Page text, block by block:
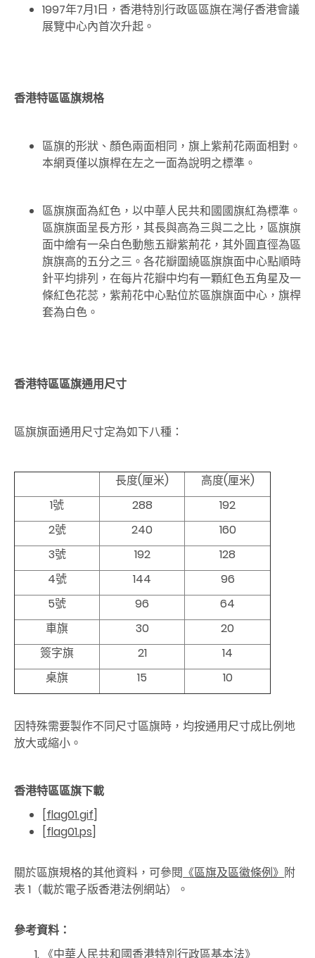
1997年7月1日，香港特別行政區區旗在灣仔香港會議
展覽中心內首次升起。
香港特區區旗規格
區旗的形狀、顏色兩面相同，旗上紫荊花兩面相對。
本網頁僅以旗桿在左之一面為說明之標準。
區旗旗面為紅色，以中華人民共和國國旗紅為標準。
區旗旗面呈長方形，其長與高為三與二之比，區旗旗
面中繪有一朵白色動態五瓣紫荊花，其外圓直徑為區
旗旗高的五分之三。各花瓣圍繞區旗旗面中心點順時
針平均排列，在每片花瓣中均有一顆紅色五角星及一
條紅色花蕊，紫荊花中心點位於區旗旗面中心，旗桿
套為白色。
香港特區區旗通用尺寸
區旗旗面通用尺寸定為如下八種：
長度(厘米)
高度(厘米)
1號
288
192
2號
240
160
3號
192
128
4號
144
96
5號
96
64
車旗
30
20
簽字旗
21
14
桌旗
15 10
因特殊需要製作不同尺寸區旗時，均按通用尺寸成比例地
放大或縮小。
香港特區區旗下載
[flag01.gif]
[flag01.ps]
關於區旗規格的其他資料，可參閱 《區旗及區徽條例》 附
表 1（載於電子版香港法例網站）。
參考資料：
《中華人民共和國香港特別行政區基本法》